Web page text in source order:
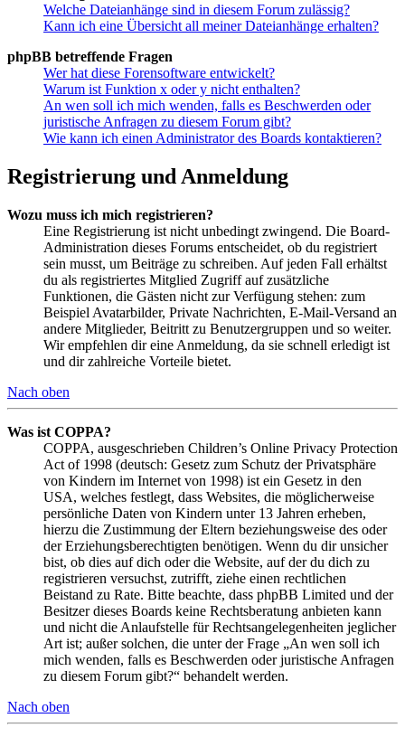
Welche Dateianhänge sind in diesem Forum zulässig?
Kann ich eine Übersicht all meiner Dateianhänge erhalten?
phpBB betreffende Fragen
Wer hat diese Forensoftware entwickelt?
Warum ist Funktion x oder y nicht enthalten?
An wen soll ich mich wenden, falls es Beschwerden oder
juristische Anfragen zu diesem Forum gibt?
Wie kann ich einen Administrator des Boards kontaktieren?
Registrierung und Anmeldung
Wozu muss ich mich registrieren?
Eine Registrierung ist nicht unbedingt zwingend. Die Board-
Administration dieses Forums entscheidet, ob du registriert
sein musst, um Beiträge zu schreiben. Auf jeden Fall erhältst
du als registriertes Mitglied Zugriff auf zusätzliche
Funktionen, die Gästen nicht zur Verfügung stehen: zum
Beispiel Avatarbilder, Private Nachrichten, E-Mail-Versand an
andere Mitglieder, Beitritt zu Benutzergruppen und so weiter.
Wir empfehlen dir eine Anmeldung, da sie schnell erledigt ist
und dir zahlreiche Vorteile bietet.
Nach oben
Was ist COPPA?
COPPA, ausgeschrieben Children’s Online Privacy Protection
Act of 1998 (deutsch: Gesetz zum Schutz der Privatsphäre
von Kindern im Internet von 1998) ist ein Gesetz in den
USA, welches festlegt, dass Websites, die möglicherweise
persönliche Daten von Kindern unter 13 Jahren erheben,
hierzu die Zustimmung der Eltern beziehungsweise des oder
der Erziehungsberechtigten benötigen. Wenn du dir unsicher
bist, ob dies auf dich oder die Website, auf der du dich zu
registrieren versuchst, zutrifft, ziehe einen rechtlichen
Beistand zu Rate. Bitte beachte, dass phpBB Limited und der
Besitzer dieses Boards keine Rechtsberatung anbieten kann
und nicht die Anlaufstelle für Rechtsangelegenheiten jeglicher
Art ist; außer solchen, die unter der Frage „An wen soll ich
mich wenden, falls es Beschwerden oder juristische Anfragen
zu diesem Forum gibt?“ behandelt werden.
Nach oben